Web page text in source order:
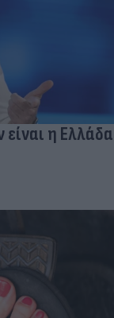
η Ελλάδα